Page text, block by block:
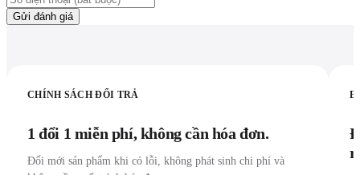
Gửi đánh giá
CHÍNH SÁCH ĐỔI TRẢ
1 đổi 1 miễn phí, không cần hóa đơn.
Đổi mới sản phẩm khi có lỗi, không phát sinh chi phí và